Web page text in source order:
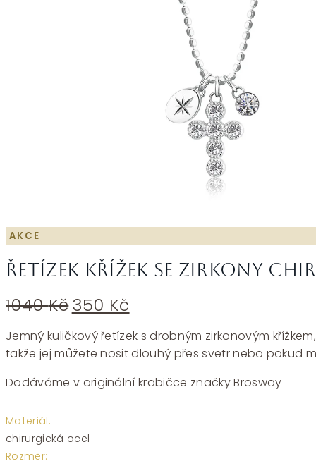
AKCE
Řetízek křížek se zirkony
1040KčPůvodní
cena
byla:
1040 Kč.
350 Kč
cena
je:
350 Kč.
Jemný kuličkový řetízek s drobným zirkonovým
takže jej můžete nosit dlouhý přes svetr nebo pokud
Dodáváme v originální krabičce značky Brosway
Materiál:
chirurgická ocel
Rozměr: